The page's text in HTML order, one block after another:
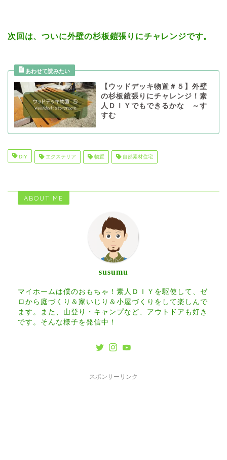
次回は、ついに外壁の杉板鎧張りにチャレンジです。
【ウッドデッキ物置＃５】外壁
の杉板鎧張りにチャレンジ！素
人ＤＩＹでもできるかな ～す
すむ
DIY エクステリア 物置 自然素材住宅
ABOUT ME
susumu
マイホームは僕のおもちゃ！素人ＤＩＹを駆使して、ゼ
ロから庭づくり＆家いじり＆小屋づくりをして楽しんで
ます。また、山登り・キャンプなど、アウトドアも好き
です。そんな様子を発信中！
スポンサーリンク